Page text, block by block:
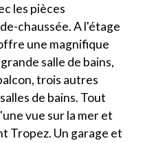
les pièces
chaussée. A l'étage
une magnifique
salle de bains,
trois autres
de bains. Tout
vue sur la mer et
Tropez. Un garage et